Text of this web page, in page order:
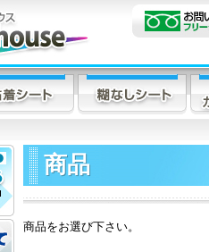
商品
商品をお選び下さい。